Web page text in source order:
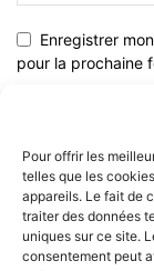
Pour offrir les
telles que les
appareils. Le fait de
traiter des données
uniques sur ce site.
consentement peut
Enregistrer
pour la prochaine